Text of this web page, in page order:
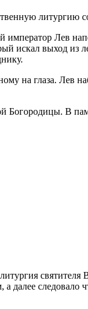
литургию
Лев
искал выход из
на глаза. Лев
Богородицы. В
далее